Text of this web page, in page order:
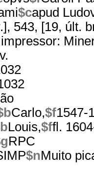
$capud
543, [19, últ.
Carlo,$f1547-
Louis,$ffl.
RPC
$nMuito